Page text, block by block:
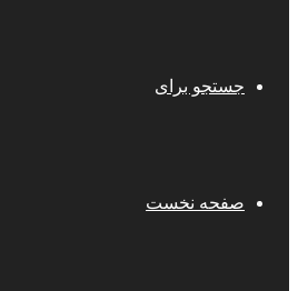
جستجو برای
صفحه نخست